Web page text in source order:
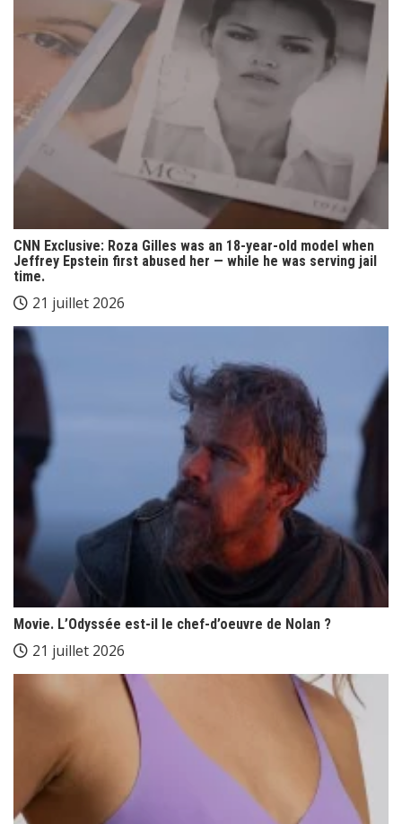
CNN Exclusive: Roza Gilles was an 18-year-old model when
Jeffrey Epstein first abused her — while he was serving jail
time.
21 juillet 2026
Movie. L’Odyssée est-il le chef-d’oeuvre de Nolan ?
21 juillet 2026